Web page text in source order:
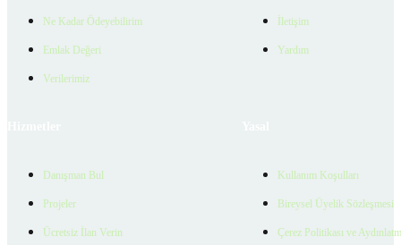
Ne Kadar Ödeyebilirim
Emlak Değeri
Verilerimiz
İletişim
Yardım
Danışman Bul
Projeler
Ücretsiz İlan Verin
Kullanım Koşulları
Bireysel Üyelik Sözleşmesi
Çerez Politikası ve